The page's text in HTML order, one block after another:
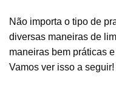
Não importa o tipo de
diversas maneiras de
maneiras bem práticas
Vamos ver isso a seguir!